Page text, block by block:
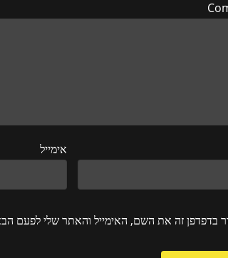
אימייל
בדפדפן זה את השם, האימייל והאתר שלי לפעם